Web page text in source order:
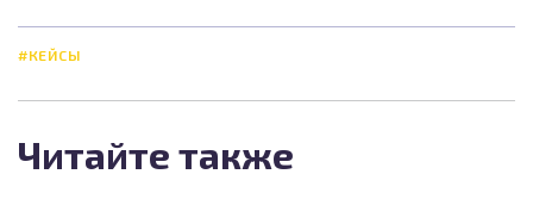
#КЕЙСЫ
Читайте также